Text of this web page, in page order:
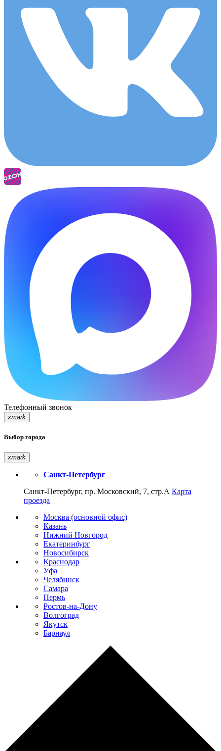
Телефонный звонок
xmark
Выбор города
xmark
Санкт-Петербург
Санкт-Петербург, пр. Московский, 7, стр.А Карта
проезда
Москва (основной офис)
Казань
Нижний Новгород
Екатеринбург
Новосибирск
Краснодар
Уфа
Челябинск
Самара
Пермь
Ростов-на-Дону
Волгоград
Якутск
Барнаул